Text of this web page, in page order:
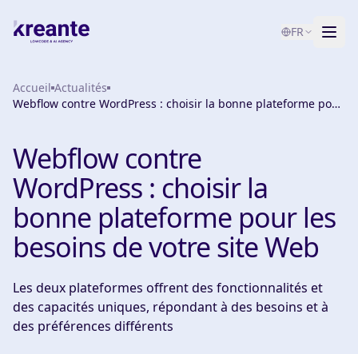
FR
Services
À propos
Test de maturité IA
Contact
Accueil Actualités
Webflow contre WordPress : choisir la bonne plateforme pour
Webflow contre
WordPress : choisir la
bonne plateforme pour les
besoins de votre site Web
Les deux plateformes offrent des fonctionnalités et
des capacités uniques, répondant à des besoins et à
des préférences différents